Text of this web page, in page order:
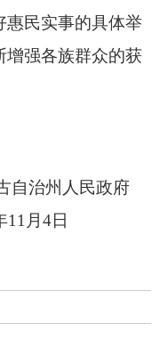
惠民实事的具体举
增强各族群众的获
人民政府
4日